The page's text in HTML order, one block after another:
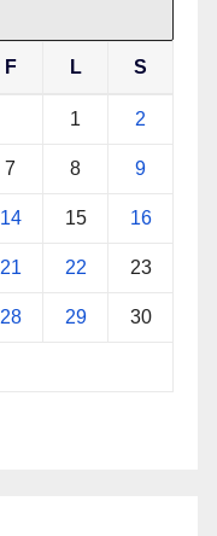
F L S
1 2
7 8 9
14 15 16
21 22 23
28 29 30